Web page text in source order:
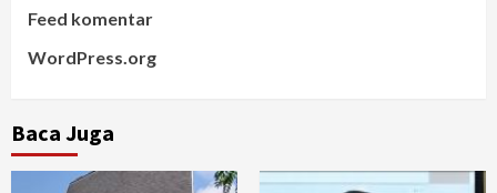
Feed komentar
WordPress.org
Baca Juga